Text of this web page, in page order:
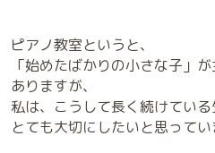
ピアノ教室というと、
「始めたばかりの小さな子」
ありますが、
私は、こうして長く続けている
とても大切にしたいと思ってい